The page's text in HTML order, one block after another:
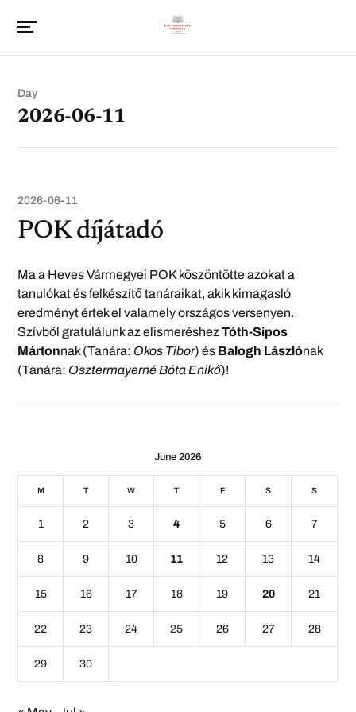
Day
2026-06-11
2026-06-11
POK díjátadó
Ma a Heves Vármegyei POK köszöntötte azokat a
tanulókat és felkészítő tanáraikat, akik kimagasló
eredményt értek el valamely országos versenyen.
Szívből gratulálunk az elismeréshezTóth-Sipos
Mártonnak (Tanára: Okos Tibor) és Balogh Lászlónak
(Tanára: Osztermayerné Bóta Enikő)!
June 2026
M T W T F S S
1 2 3 4 5 6 7
8 9 10 11 12 13 14
15 16 17 18 19 20 21
22 23 24 25 26 27 28
29 30